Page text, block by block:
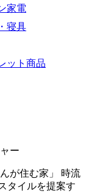
家電
寝具
ット商品
ー
が住む家」 時流
タイルを提案す